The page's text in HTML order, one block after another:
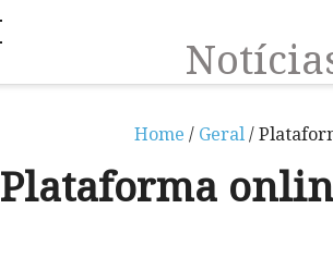
Home / Geral/
Plataforma